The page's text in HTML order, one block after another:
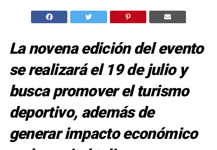
La novena edición del evento
se realizará el 19 de julio y
busca promover el turismo
deportivo, además de
generar impacto económico